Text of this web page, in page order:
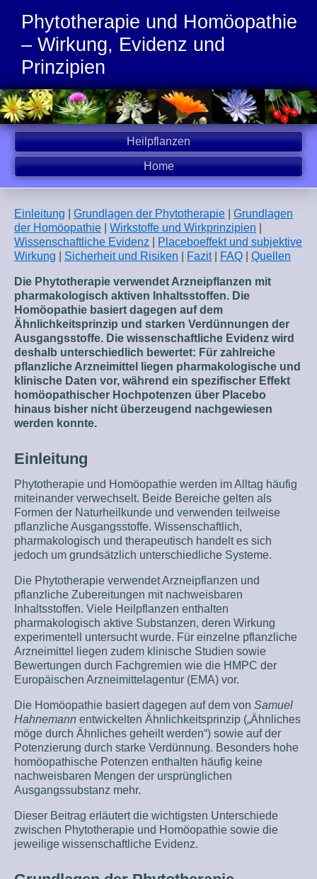
Phytotherapie und Homöopathie
– Wirkung, Evidenz und
Prinzipien
Heilpflanzen
Home
Einleitung Grundlagen der Phytotherapie
Grundlagen
der Homöopathie
Wirkstoffe und Wirkprinzipien
Wissenschaftliche Evidenz
Placeboeffekt und subjektive
Wirkung
Sicherheit und Risiken Fazit| FAQ Quellen
Die Phytotherapie verwendet Arzneipflanzen mit
pharmakologisch aktiven Inhaltsstoffen. Die
Homöopathie basiert dagegen auf dem
Ähnlichkeitsprinzip und starken Verdünnungen der
Ausgangsstoffe. Die wissenschaftliche Evidenz wird
deshalb unterschiedlich bewertet: Für zahlreiche
pflanzliche Arzneimittel liegen pharmakologische und
klinische Daten vor, während ein spezifischer Effekt
homöopathischer Hochpotenzen über Placebo
hinaus bisher nicht überzeugend nachgewiesen
werden konnte.
Einleitung
Phytotherapie und Homöopathie werden im Alltag häufig
miteinander verwechselt. Beide Bereiche gelten als
Formen der Naturheilkunde und verwenden teilweise
pflanzliche Ausgangsstoffe. Wissenschaftlich,
pharmakologisch und therapeutisch handelt es sich
jedoch um grundsätzlich unterschiedliche Systeme.
Die Phytotherapie verwendet Arzneipflanzen und
pflanzliche Zubereitungen mit nachweisbaren
Inhaltsstoffen. Viele Heilpflanzen enthalten
pharmakologisch aktive Substanzen, deren Wirkung
experimentell untersucht wurde. Für einzelne pflanzliche
Arzneimittel liegen zudem klinische Studien sowie
Bewertungen durch Fachgremien wie die HMPC der
Europäischen Arzneimittelagentur (EMA) vor.
Die Homöopathie basiert dagegen auf dem von Samuel
Hahnemann entwickelten Ähnlichkeitsprinzip („Ähnliches
möge durch Ähnliches geheilt werden“) sowie auf der
Potenzierung durch starke Verdünnung. Besonders hohe
homöopathische Potenzen enthalten häufig keine
nachweisbaren Mengen der ursprünglichen
Ausgangssubstanz mehr.
Dieser Beitrag erläutert die wichtigsten Unterschiede
zwischen Phytotherapie und Homöopathie sowie die
jeweilige wissenschaftliche Evidenz.